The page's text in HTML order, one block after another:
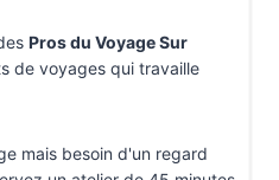
Pros du Voyage Sur
de voyages qui travaille
mais besoin d'un regard